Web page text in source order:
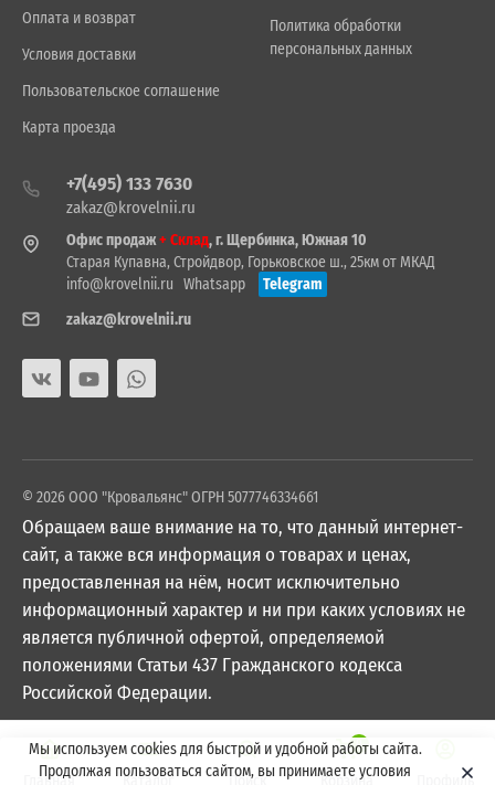
Оплата и возврат
Условия доставки
Пользовательское соглашение
Карта проезда
Политика обработки
персональных данных
+7(495) 133 7630
zakaz@krovelnii.ru
Офис продаж+ Склад, г. Щербинка, Южная 10
Старая Купавна, Стройдвор, Горьковское ш., 25км от МКАД
info@krovelnii.ru Whatsapp
Telegram
zakaz@krovelnii.ru
© 2026 ООО "Кровальянс" ОГРН 5077746334661
Обращаем ваше внимание на то, что данный интернет-
сайт, а также вся информация о товарах и ценах,
предоставленная на нём, носит исключительно
информационный характер и ни при каких условиях не
является публичной офертой, определяемой
положениями Статьи 437 Гражданского кодекса
Российской Федерации.
Мы используем cookies для быстрой и удобной работы сайта.
Продолжая пользоваться сайтом, вы принимаете условия
Главная Каталог Поиск
0
Корзина Профиль